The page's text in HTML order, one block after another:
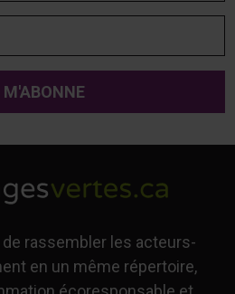
rassembler les acteurs-
en un même répertoire,